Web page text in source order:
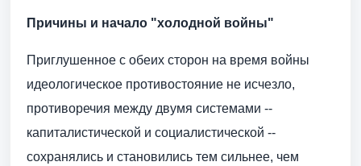
Причины и начало "холодной войны"
Приглушенное с обеих сторон на время войны
идеологическое противостояние не исчезло,
противоречия между двумя системами --
капиталистической и социалистической --
сохранялись и становились тем сильнее, чем